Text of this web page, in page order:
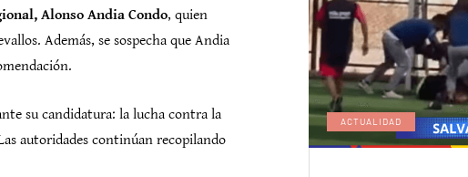
Alonso Andia Condo, quien
Además, se sospecha que Andia
su candidatura: la lucha contra la
autoridades continúan recopilando
ACTUALIDAD